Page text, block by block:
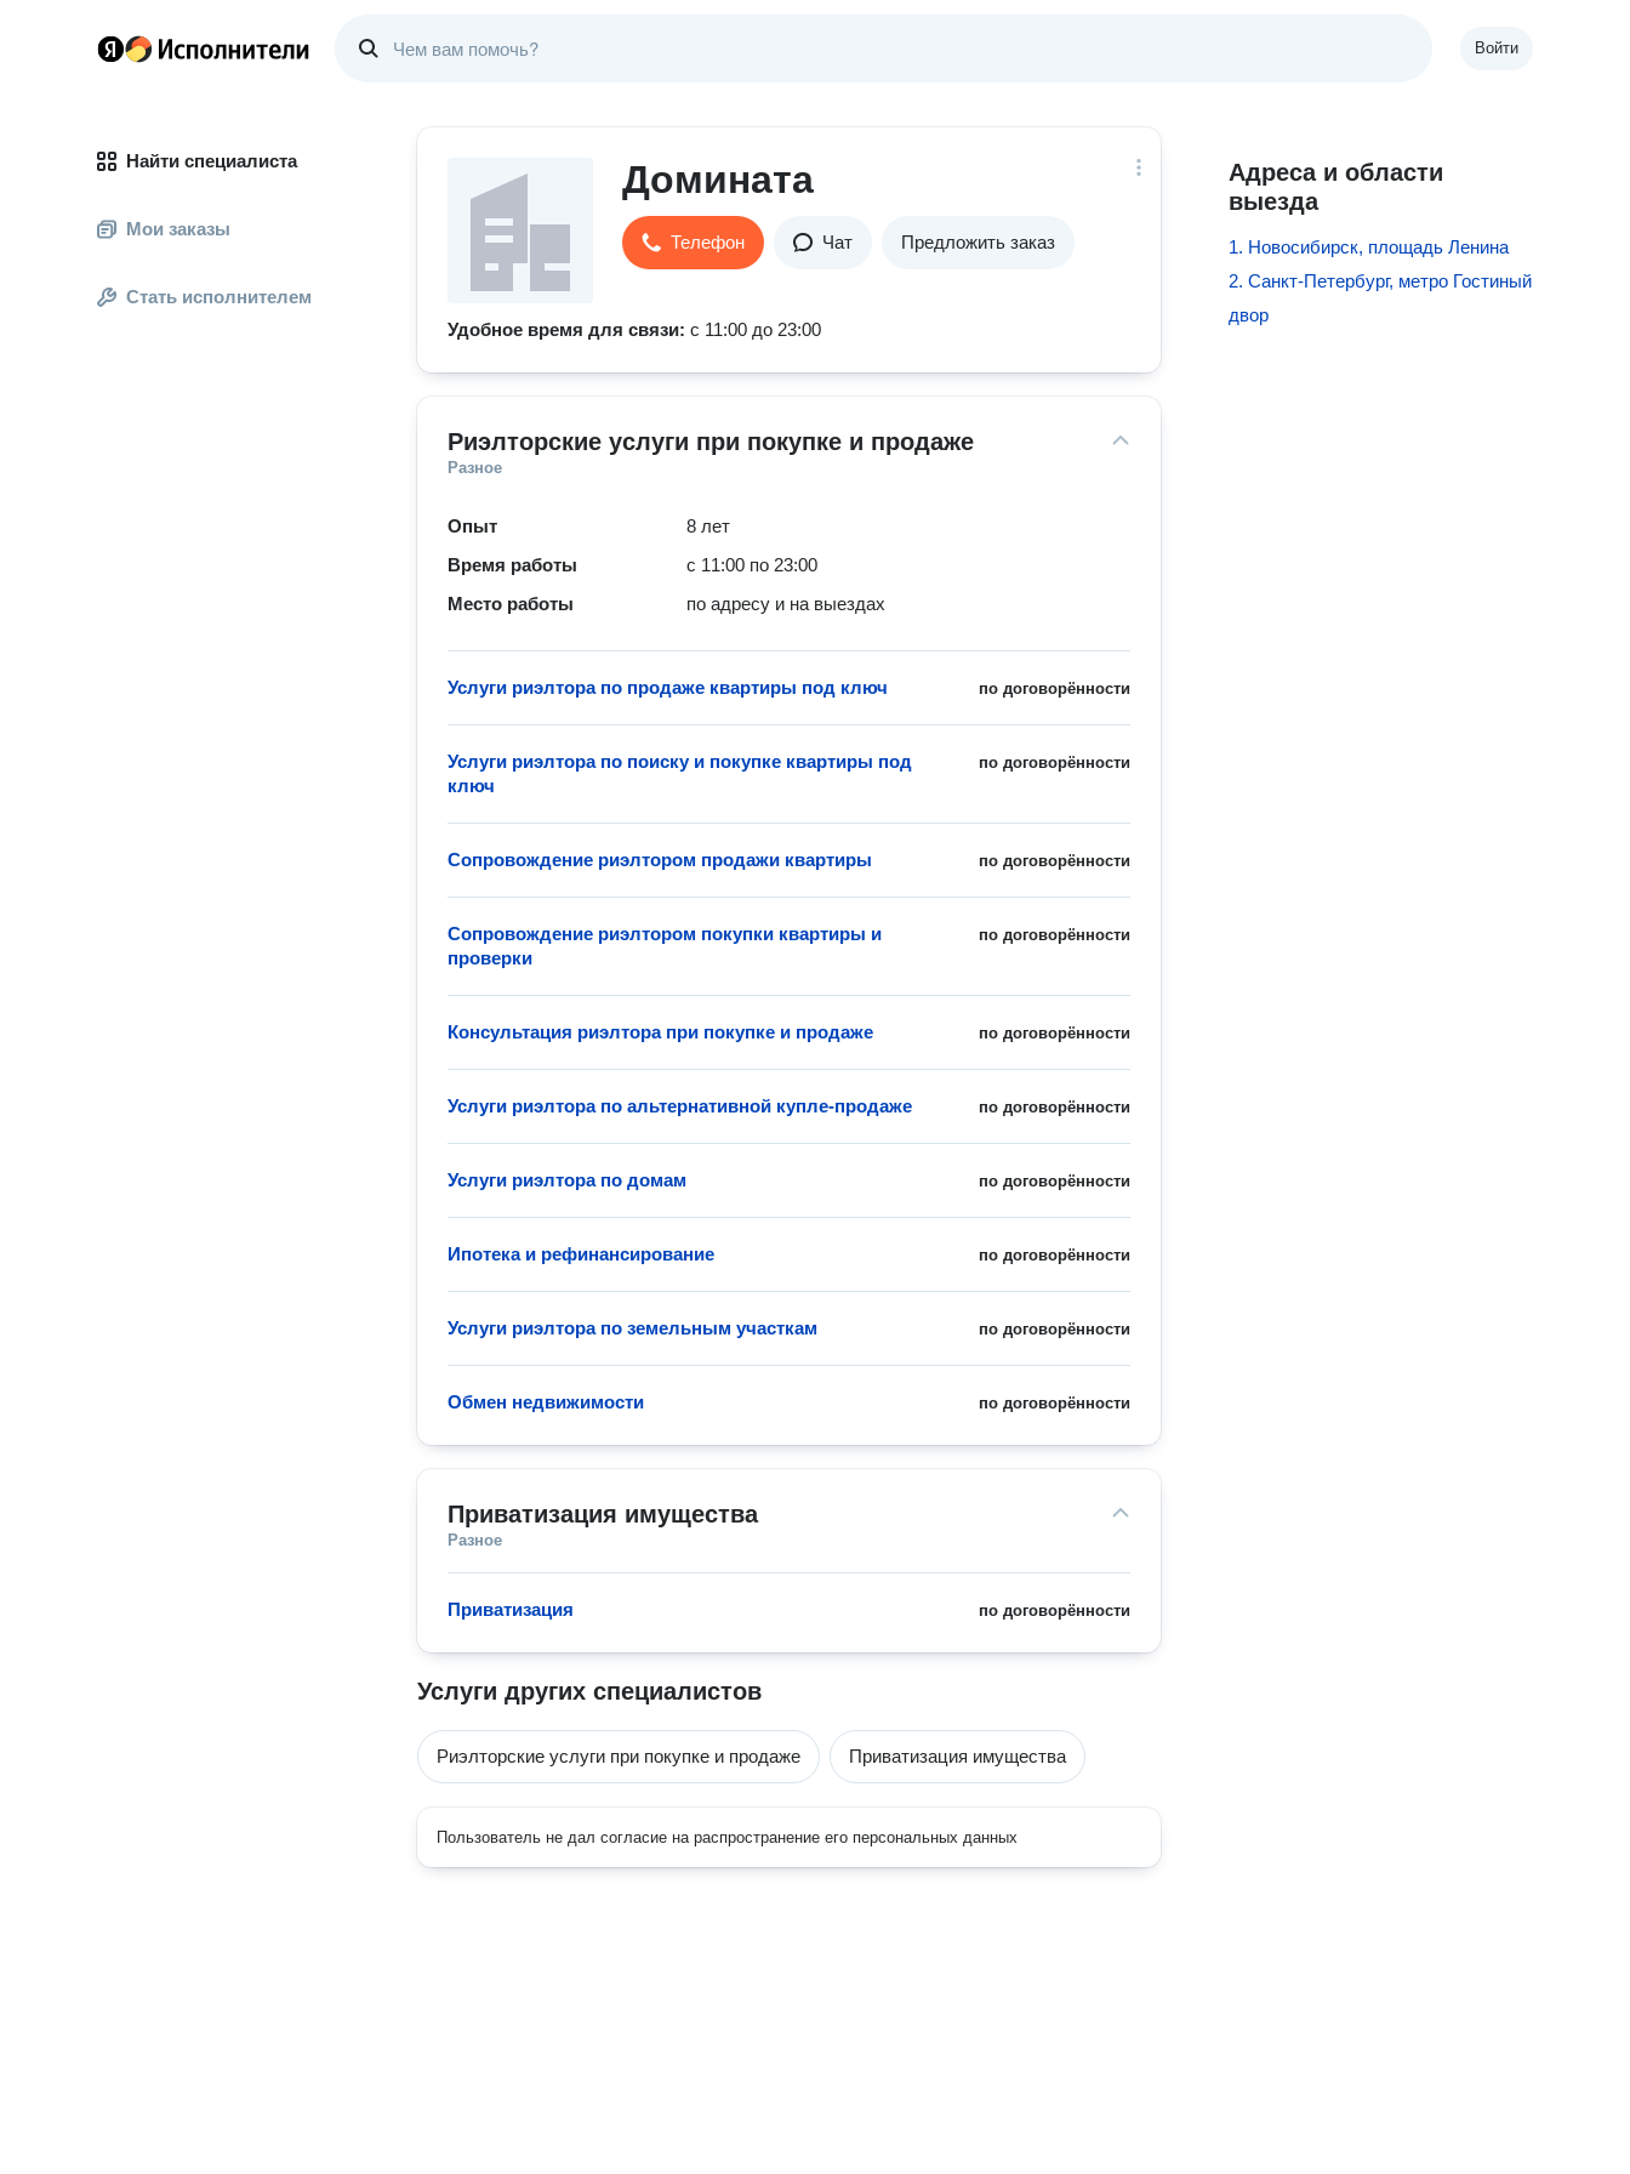
Войти
Найти специалиста
Мои заказы
Стать исполнителем
Домината
Телефон Чат Предложить заказ
Удобное время для связи: с 11:00 до 23:00
Риэлторские услуги при покупке и продаже
Разное
Опыт
8 лет
Время работы
с 11:00 по 23:00
Место работы
по адресу и на выездах
по договорённости
Услуги риэлтора по продаже квартиры под ключ
по договорённости
Услуги риэлтора по поиску и покупке квартиры под
ключ
по договорённости
Сопровождение риэлтором продажи квартиры
по договорённости
Сопровождение риэлтором покупки квартиры и
проверки
по договорённости
Консультация риэлтора при покупке и продаже
по договорённости
Услуги риэлтора по альтернативной купле-продаже
по договорённости
Услуги риэлтора по домам
по договорённости
Ипотека и рефинансирование
по договорённости
Услуги риэлтора по земельным участкам
по договорённости
Обмен недвижимости
Приватизация имущества
Разное
по договорённости
Приватизация
Услуги других специалистов
Риэлторские услуги при покупке и продаже Приватизация имущества
Пользователь не дал согласие на распространение его персональных данных
Адреса и области
выезда
1. Новосибирск, площадь Ленина
2. Санкт-Петербург, метро Гостиный
двор